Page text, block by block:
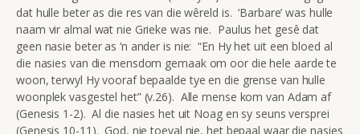
dat hulle beter as die res van die wêreld is. ‘Barbare’ was hulle
naam vir almal wat nie Grieke was nie. Paulus het gesê dat
geen nasie beter as ‘n ander is nie: “En Hy het uit een bloed al
die nasies van die mensdom gemaak om oor die hele aarde te
woon, terwyl Hy vooraf bepaalde tye en die grense van hulle
woonplek vasgestel het” (v.26). Alle mense kom van Adam af
(Genesis 1-2). Al die nasies het uit Noag en sy seuns versprei
(Genesis 10-11). God, nie toeval nie, het bepaal waar die nasies